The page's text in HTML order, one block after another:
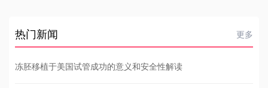
热门新闻 更多
冻胚移植于美国试管成功的意义和安全性解读